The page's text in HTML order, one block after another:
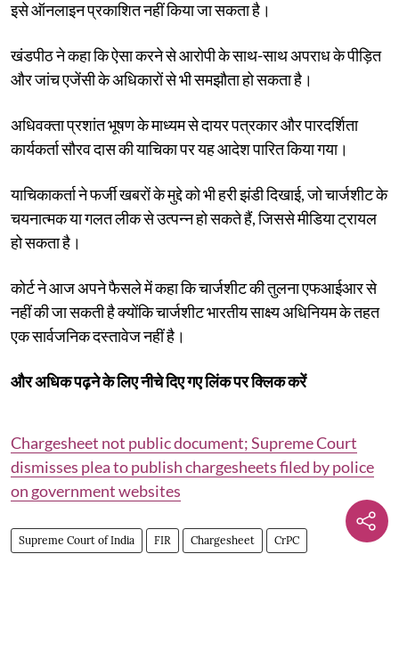
इसे ऑनलाइन प्रकाशित नहीं किया जा सकता है।
खंडपीठ ने कहा कि ऐसा करने से आरोपी के साथ-साथ अपराध के पीड़ित
और जांच एजेंसी के अधिकारों से भी समझौता हो सकता है।
अधिवक्ता प्रशांत भूषण के माध्यम से दायर पत्रकार और पारदर्शिता
कार्यकर्ता सौरव दास की याचिका पर यह आदेश पारित किया गया।
याचिकाकर्ता ने फर्जी खबरों के मुद्दे को भी हरी झंडी दिखाई, जो चार्जशीट के
चयनात्मक या गलत लीक से उत्पन्न हो सकते हैं, जिससे मीडिया ट्रायल
हो सकता है।
कोर्ट ने आज अपने फैसले में कहा कि चार्जशीट की तुलना एफआईआर से
नहीं की जा सकती है क्योंकि चार्जशीट भारतीय साक्ष्य अधिनियम के तहत
एक सार्वजनिक दस्तावेज नहीं है।
और अधिक पढ़ने के लिए नीचे दिए गए लिंक पर क्लिक करें
Chargesheet not public document; Supreme Court
dismisses plea to publish chargesheets filed by police
on government websites
Supreme Court of India FIR Chargesheet CrPC